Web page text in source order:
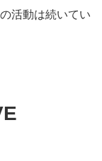
活動は続いてい